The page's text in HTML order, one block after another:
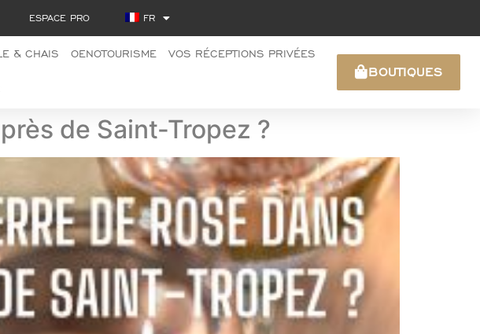
ESPACE PRO FR
& CHAIS OENOTOURISME VOS RÉCEPTIONS PRIVÉES
BOUTIQUES
de Saint-Tropez ?